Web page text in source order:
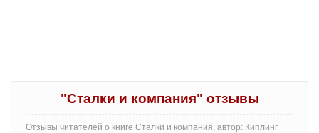
"Сталки и компания" отзывы
Отзывы читателей о книге Сталки и компания, автор: Киплинг